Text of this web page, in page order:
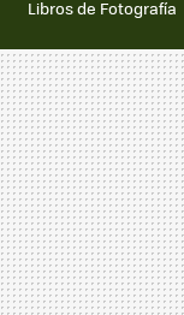
Libros de Fotografía